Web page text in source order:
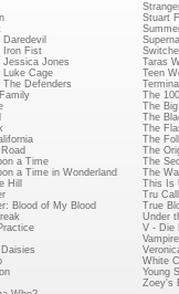
Iron Fist
Jessica Jones
Luke Cage
The Defenders
a Time
a Time in Wonderland
Hill
Blood of My Blood
Stuart
Taras
Teen
The 100
The
The
The
The
The
The
The
This Is
Tru
True
Under
V - Die
White
Young
Zoey's